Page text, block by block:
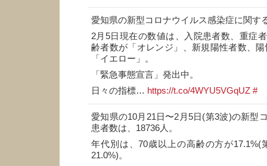
愛知県の新型コロナウイルス感染症に関す
2月5日現在の数値は、入院患者数、重症
齢者数が「オレンジ」、新規陽性者数、
「イエロー」。
「緊急事態宣言」発出中。
日々の指標… https://t.co/4WYU5VGqUZ #
愛知県の10月21日〜2月5日(第3波)の新型
患者数は、18736人。
年代別は、70歳以上の高齢の方が17.1%(
21.0%)。